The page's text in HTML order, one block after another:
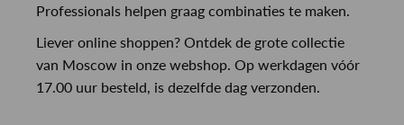
Professionals helpen graag combinaties te maken.
Liever online shoppen? Ontdek de grote collectie
van Moscow in onze webshop. Op werkdagen vóór
17.00 uur besteld, is dezelfde dag verzonden.